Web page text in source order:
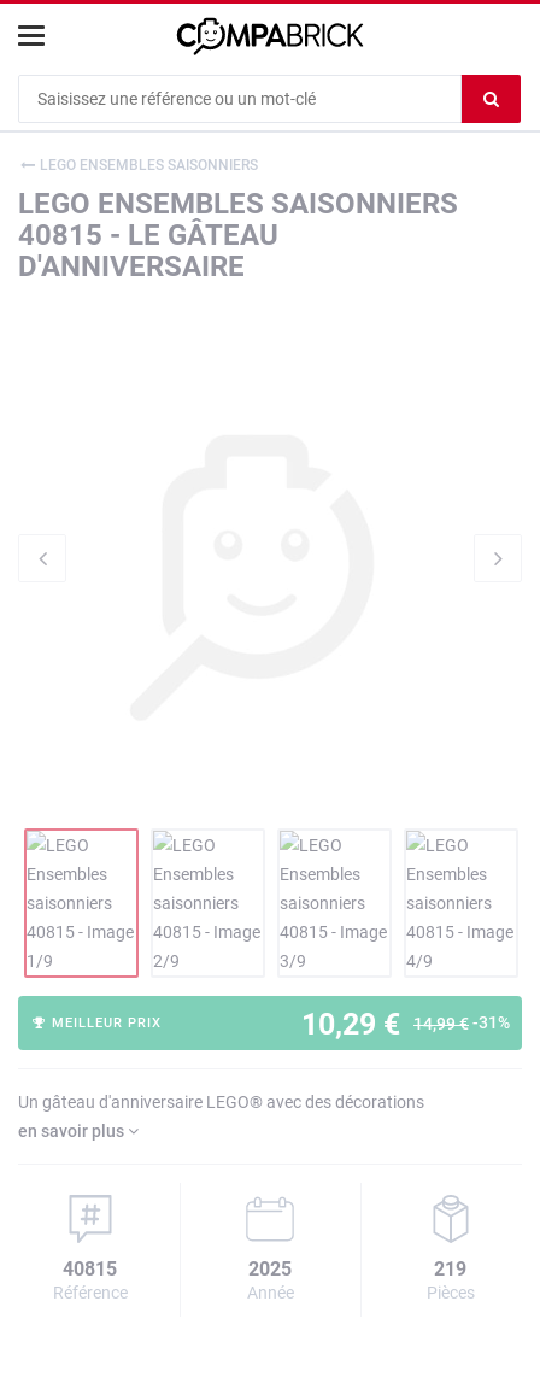
le
LEGO ENSEMBLES SAISONNIERS
LEGO ENSEMBLES SAISONNIERS
40815 - LE GÂTEAU
D'ANNIVERSAIRE
10,29 € 14,99 €-31%
MEILLEUR PRIX
Un gâteau d'anniversaire LEGO® avec des décorations
en savoir plus
40815
Référence
2025
Année
219
Pièces
Cookies management panel